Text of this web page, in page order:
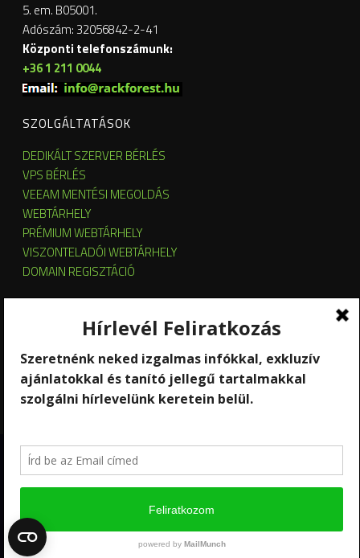
5. em. B05001.
Adószám: 32056842-2-41
Központi telefonszámunk:
+36 1 211 0044
SZOLGÁLTATÁSOK
DEDIKÁLT SZERVER BÉRLÉS
VPS BÉRLÉS
VEEAM MENTÉSI MEGOLDÁS
WEBTÁRHELY
PRÉMIUM WEBTÁRHELY
VISZONTELADÓI WEBTÁRHELY
DOMAIN REGISZTÁCIÓ
SZERVER ÜZEMELTETÉS
SZOFTVERBÉRLÉS
STREAMING
Copyright 2026 © RackForest
Szolgáltatások
Kapcsolat